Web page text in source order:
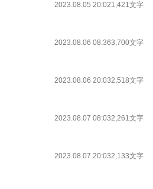
2023.08.05 20:021,421文字
2023.08.06 08:363,700文字
2023.08.06 20:032,518文字
2023.08.07 08:032,261文字
2023.08.07 20:032,133文字